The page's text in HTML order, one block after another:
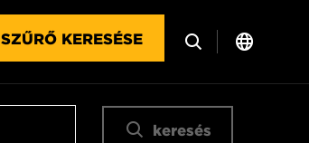
SZŰRŐ KERESÉSE
keresés